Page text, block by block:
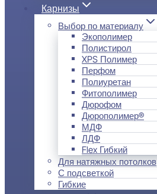
Карнизы
Выбор по материалу
Экополимер
Полистирол
XPS Полимер
Перфом
Полиуретан
Фитополимер
Дюрофом
Дюрополимер®
МДФ
ЛДФ
Flex Гибкий
Для натяжных потолков
С подсветкой
Гибкие